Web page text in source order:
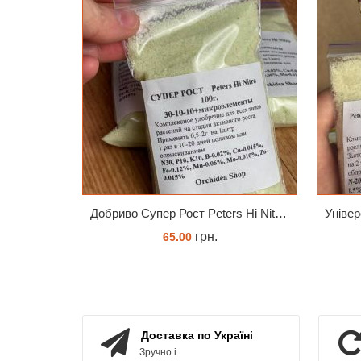
Добриво Супер Рост Peters Hi Nitro 30-10-10 + мікроелементи
65.00грн.
Доставка по Україні
Зручно і